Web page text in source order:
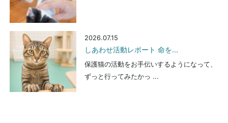
2026.07.15
しあわせ活動レポート 命を...
保護猫の活動をお手伝いするようになって、
ずっと行ってみたかっ ...